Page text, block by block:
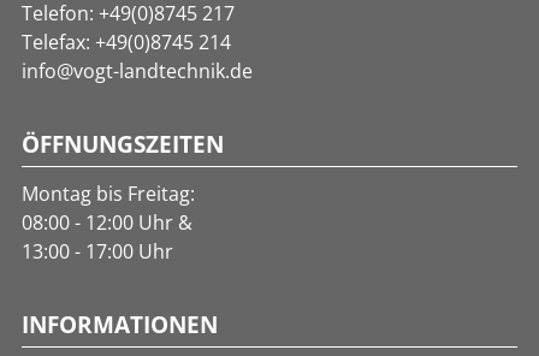
Telefon: +49(0)8745 217
Telefax: +49(0)8745 214
info@vogt-landtechnik.de
ÖFFNUNGSZEITEN
Montag bis Freitag:
08:00 - 12:00 Uhr &
13:00 - 17:00 Uhr
INFORMATIONEN